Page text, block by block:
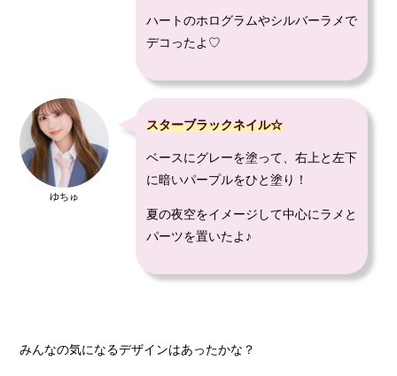
ハートのホログラムやシルバーラメで
デコったよ♡
ゆちゅ
スターブラックネイル☆
ベースにグレーを塗って、右上と左下
に暗いパープルをひと塗り！
夏の夜空をイメージして中心にラメと
パーツを置いたよ♪
みんなの気になるデザインはあったかな？